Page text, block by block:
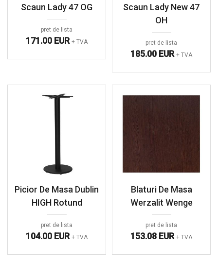
Scaun Lady 47 OG
pret de lista
171.00 EUR + TVA
Scaun Lady New 47
OH
pret de lista
185.00 EUR + TVA
Picior De Masa Dublin
HIGH Rotund
pret de lista
104.00 EUR + TVA
Blaturi De Masa
Werzalit Wenge
pret de lista
153.08 EUR + TVA